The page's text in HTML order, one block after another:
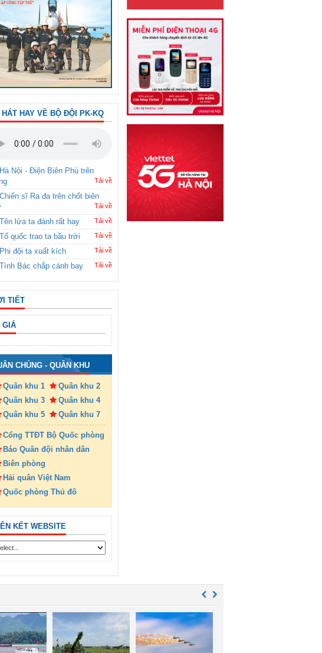
HÁT HAY VỀ BỘ ĐỘI PK-KQ
Hà Nội - Điện Biên Phủ trên
Tải về
Chiến sĩ Ra đa trên chốt biên
Tải về
Tên lửa ta đánh rất hay Tải về
Tổ quốc trao ta bầu trời Tải về
Phi đội ta xuất kích Tải về
Tình Bác chắp cánh bay Tải về
TIẾT
GIÁ
CHỦNG - QUÂN KHU
Quân khu 1
Quân khu 2
Quân khu 3
Quân khu 4
Quân khu 5
Quân khu 7
Cổng TTĐT Bộ Quốc phòng
Báo Quân đội nhân dân
Biên phòng
Hải quân Việt Nam
Quốc phòng Thủ đô
KẾT WEBSITE